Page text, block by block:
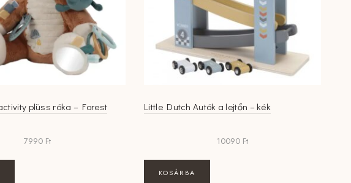
plüss róka – Forest
7990 Ft
Little Dutch Autók a lejtőn – kék
10090 Ft
KOSÁRBA